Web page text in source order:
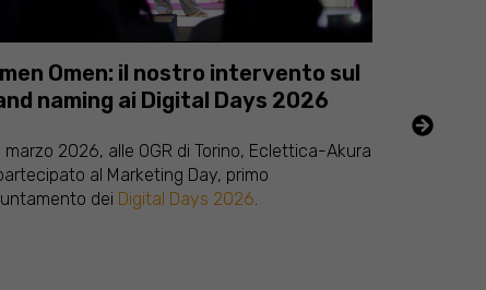
Omen: il nostro intervento sul
naming ai Digital Days 2026
marzo 2026, alle OGR di Torino, Eclettica-Akura
al Marketing Day, primo
dei Digital Days 2026
CRM